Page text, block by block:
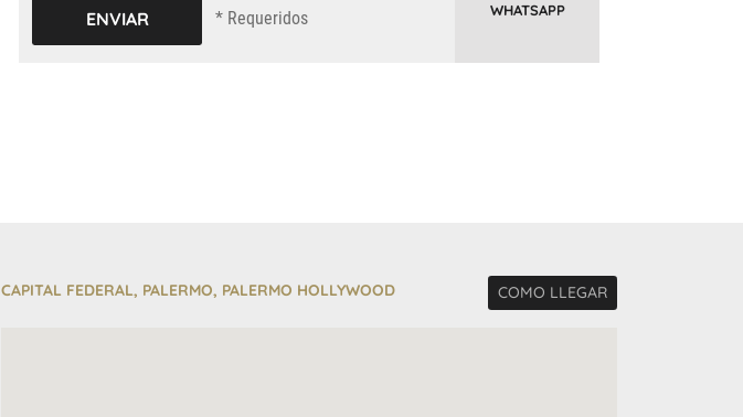
* Requeridos
WHATSAPP
CAPITAL FEDERAL, PALERMO, PALERMO HOLLYWOOD COMO LLEGAR